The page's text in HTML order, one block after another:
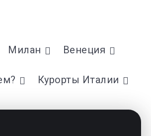
Милан Венеция
Курорты Италии